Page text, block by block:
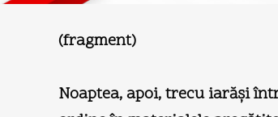
(fragment)
Noaptea, apoi, trecu iarăşi